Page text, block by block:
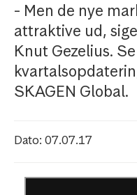
- Men de nye
attraktive ud,
Knut Gezelius.
SKAGEN Global.
Dato: 07.07.17